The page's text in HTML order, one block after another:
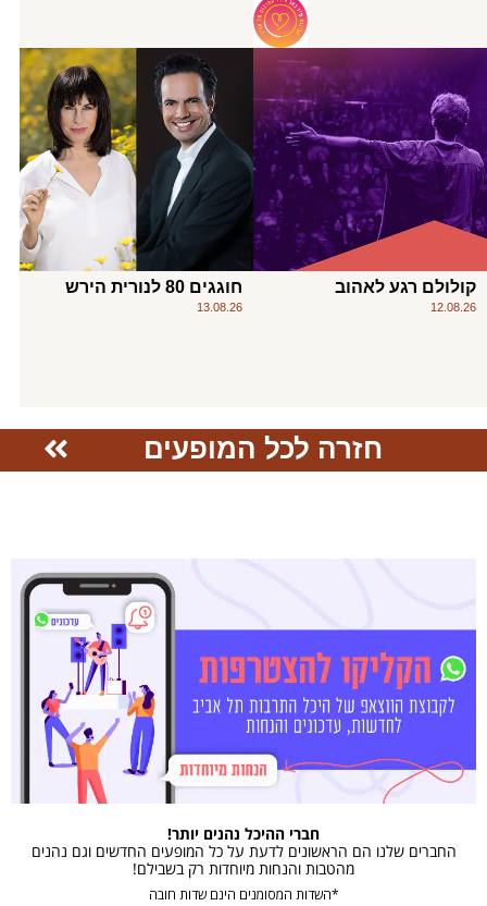
קולולם רגע לאהוב
12.08.26
חוגגים 80 לנורית הירש
13.08.26
חזרה לכל המופעים
חברי ההיכל נהנים יותר!
החברים שלנו הם הראשונים לדעת על כל המופעים החדשים וגם נהנים
מהטבות והנחות מיוחדות רק בשבילם!
*השדות המסומנים הינם שדות חובה